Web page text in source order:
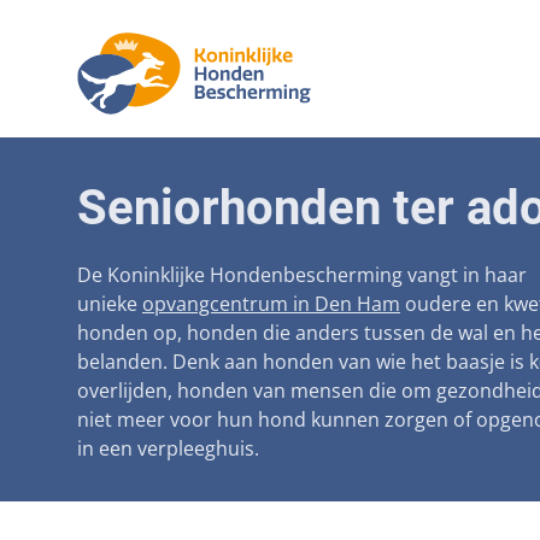
Verplichte
Seniorhonden ter
De Koninklijke Hondenbescherming vangt in haar
unieke opvangcentrum in Den Ham oudere en
honden op, honden die anders tussen de wal en
belanden. Denk aan honden van wie het baasje is
overlijden, honden van mensen die om
niet meer voor hun hond kunnen zorgen of
in een verpleeghuis.